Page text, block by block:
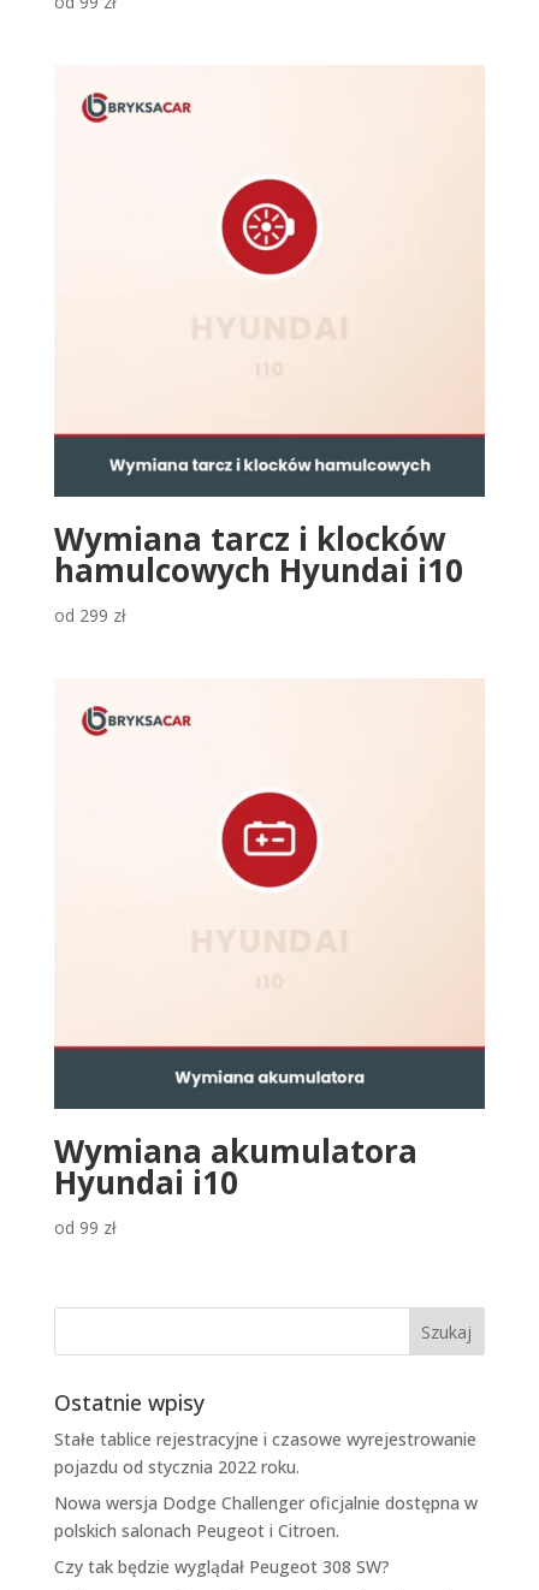
Wymiana tarcz i klocków
hamulcowych Hyundai i10
od 299 zł
Wymiana akumulatora
Hyundai i10
od 99 zł
Ostatnie wpisy
Stałe tablice rejestracyjne i czasowe wyrejestrowanie
pojazdu od stycznia 2022 roku.
Nowa wersja Dodge Challenger oficjalnie dostępna w
polskich salonach Peugeot i Citroen.
Czy tak będzie wyglądał Peugeot 308 SW?